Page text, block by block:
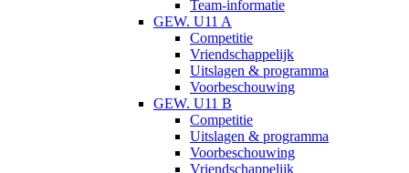
Team-informatie
GEW. U11 A
Competitie
Vriendschappelijk
Uitslagen & programma
Voorbeschouwing
GEW. U11 B
Competitie
Uitslagen & programma
Voorbeschouwing
Vriendschappelijk